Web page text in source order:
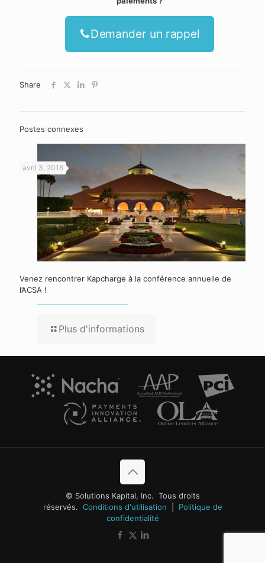
Demander un rappel
Share
Postes connexes
avril 3, 2018
Venez rencontrer Kapcharge à la conférence annuelle de
l’ACSA !
Plus d'informations
© Solutions Kapital, Inc. Tous droits
réservés. Conditions d'utilisation
Politique de
confidentialité